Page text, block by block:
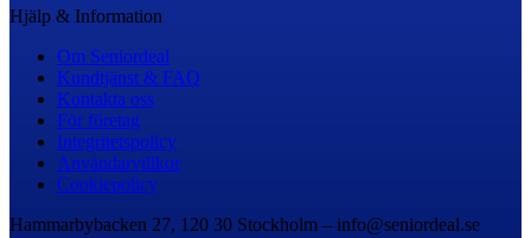
Hjälp & Information
Om Seniordeal
Kundtjänst & FAQ
Kontakta oss
För företag
Integritetspolicy
Användarvillkor
Cookiepolicy
Hammarbybacken 27, 120 30 Stockholm – info@seniordeal.se